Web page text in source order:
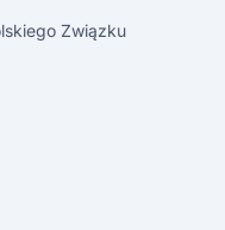
Związku